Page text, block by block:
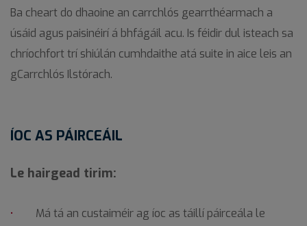
Ba cheart do dhaoine an carrchlós gearrthéarmach a
úsáid agus paisinéirí á bhfágáil acu. Is féidir dul isteach sa
chríochfort trí shiúlán cumhdaithe atá suite in aice leis an
gCarrchlós Ilstórach.
ÍOC AS PÁIRCEÁIL
Le hairgead tirim:
Má tá an custaiméir ag íoc as táillí páirceála le